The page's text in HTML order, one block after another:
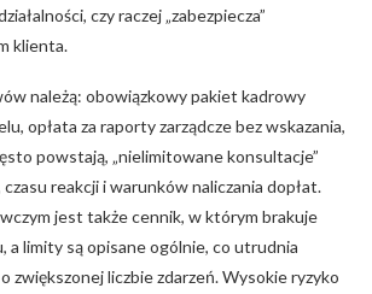
czy raczej „zabezpiecza”
klienta.
należą: obowiązkowy pakiet kadrowy
opłata za raporty zarządcze bez wskazania,
powstają, „nielimitowane konsultacje”
reakcji i warunków naliczania dopłat.
jest także cennik, w którym brakuje
a limity są opisane ogólnie, co utrudnia
zwiększonej liczbie zdarzeń. Wysokie ryzyko